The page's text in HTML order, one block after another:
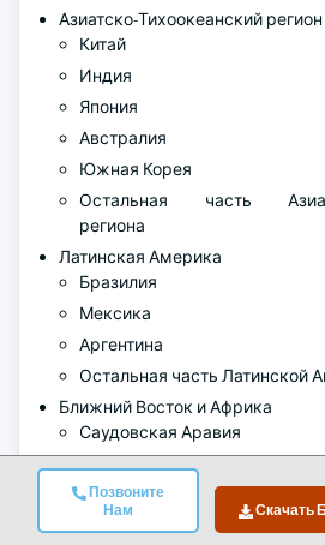
Позвоните
Нам
Скачать
Азиатско-Тихоокеанский регион
Китай
Индия
Япония
Австралия
Южная Корея
Остальная часть
региона
Латинская Америка
Бразилия
Мексика
Аргентина
Остальная часть Латинской
Ближний Восток и Африка
Саудовская Аравия
Южная Африка
ОАЭ
Остальной Ближний Восток и